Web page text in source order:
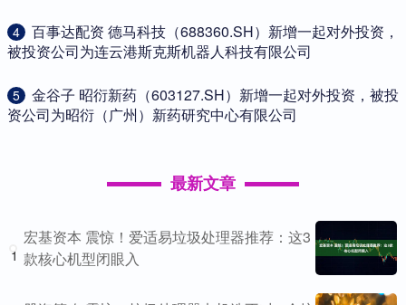
4
​百事达配资 德马科技（688360.SH）新增一起对外投资，
被投资公司为连云港斯克斯机器人科技有限公司
5
​金谷子 昭衍新药（603127.SH）新增一起对外投资，被投
资公司为昭衍（广州）新药研究中心有限公司
最新文章
1
宏基资本 震惊！爱适易垃圾处理器推荐：这3
款核心机型闭眼入